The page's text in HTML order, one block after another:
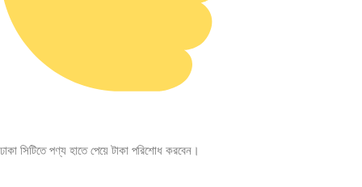
ঢাকা সিটিতে পণ্য হাতে পেয়ে টাকা পরিশোধ করবেন।